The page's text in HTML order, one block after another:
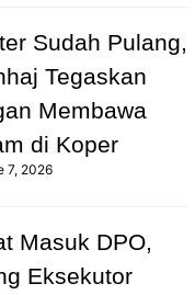
Sudah Pulang,
Tegaskan
Membawa
di Koper
7, 2026
Masuk DPO,
Eksekutor